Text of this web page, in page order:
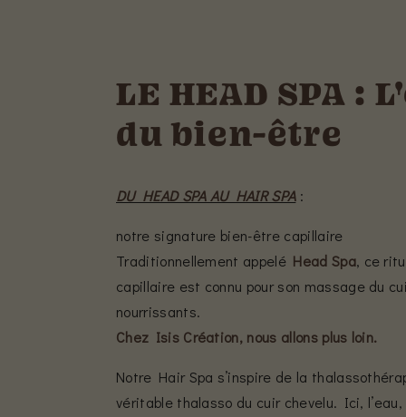
LE HEAD SPA :
du bien-être
DU HEAD SPA AU HAIR SPA:
notre signature bien-être capillaire
Traditionnellement appelé Head Spa, ce
capillaire est connu pour son massage du
nourrissants.
Chez Isis Création, nous allons plus loin.
Notre Hair Spa s’inspire de la
véritable thalasso du cuir chevelu. Ici,